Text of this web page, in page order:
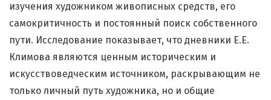
изучения художником живописных средств, его
самокритичность и постоянный поиск собственного
пути. Исследование показывает, что дневники Е.Е.
Климова являются ценным историческим и
искусствоведческим источником, раскрывающим не
только личный путь художника, но и общие